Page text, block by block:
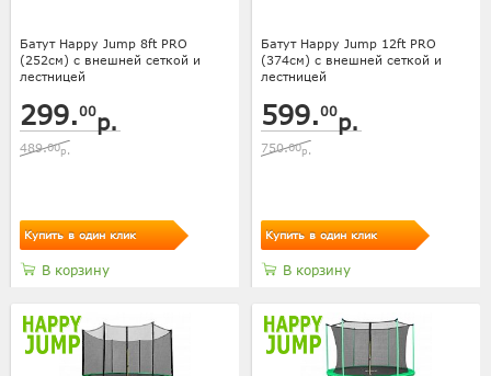
Батут Happy Jump 8ft PRO
(252см) с внешней сеткой и
лестницей
299.00р.
489.00р.
Купить в один клик
В корзину
Батут Happy Jump 12ft PRO
(374см) с внешней сеткой и
лестницей
599.00р.
750.00р.
Купить в один клик
В корзину